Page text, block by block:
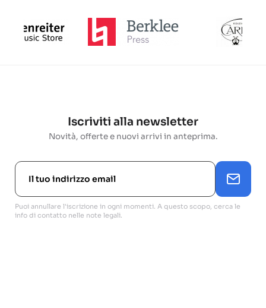
Iscriviti alla newsletter
Novità, offerte e nuovi arrivi in anteprima.
Puoi annullare l'iscrizione in ogni momenti. A questo scopo, cerca le
info di contatto nelle note legali.